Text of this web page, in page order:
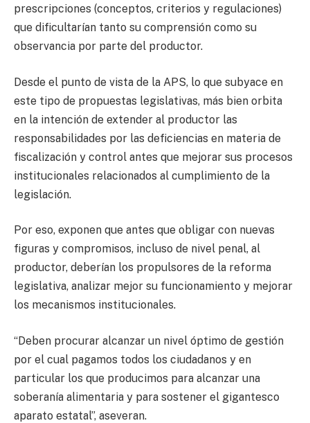
prescripciones (conceptos, criterios y regulaciones)
que dificultarían tanto su comprensión como su
observancia por parte del productor.
Desde el punto de vista de la APS, lo que subyace en
este tipo de propuestas legislativas, más bien orbita
en la intención de extender al productor las
responsabilidades por las deficiencias en materia de
fiscalización y control antes que mejorar sus procesos
institucionales relacionados al cumplimiento de la
legislación.
Por eso, exponen que antes que obligar con nuevas
figuras y compromisos, incluso de nivel penal, al
productor, deberían los propulsores de la reforma
legislativa, analizar mejor su funcionamiento y mejorar
los mecanismos institucionales.
“Deben procurar alcanzar un nivel óptimo de gestión
por el cual pagamos todos los ciudadanos y en
particular los que producimos para alcanzar una
soberanía alimentaria y para sostener el gigantesco
aparato estatal”, aseveran.